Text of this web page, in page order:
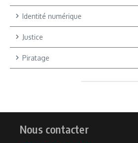
Identité numérique
Justice
Piratage
Nous contacter